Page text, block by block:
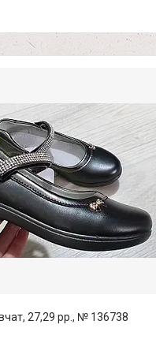
27,29 рр., № 136738